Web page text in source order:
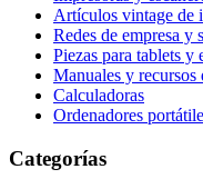
Artículos vintage de
Redes de empresa y
Piezas para tablets y
Manuales y
Calculadoras
Ordenadores
Categorías